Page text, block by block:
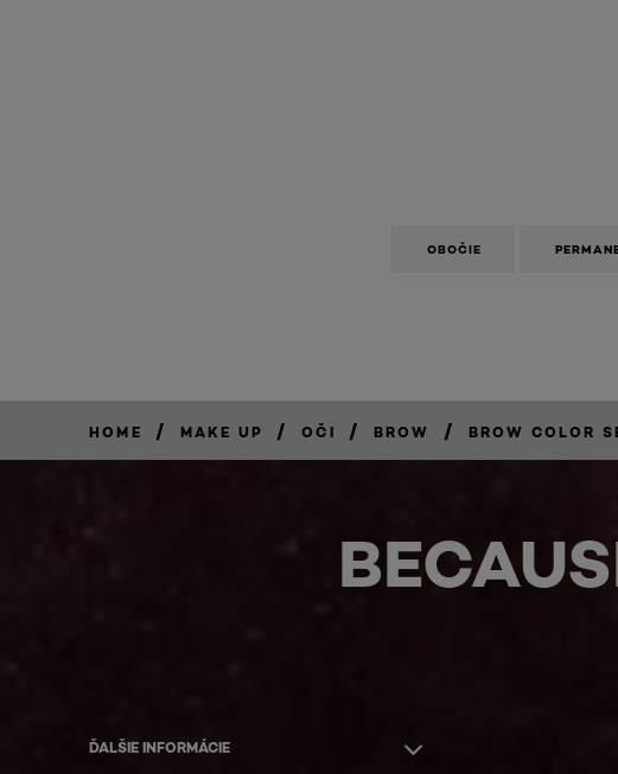
OBOČIE
HOME / MAKE UP / OČI / BROW / BROW COLOR
ĎALŠIE INFORMÁCIE